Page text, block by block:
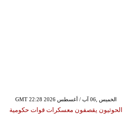
GMT 22:28 2026 الخميس ,06 آب / أغسطس
الحوثيون يقصفون معسكرات قوات حكومية